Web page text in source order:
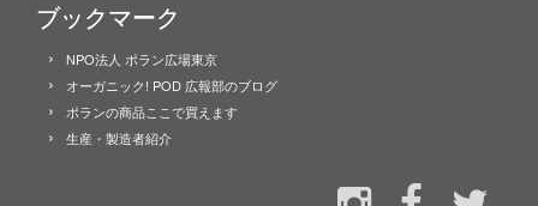
ブックマーク
NPO法人 ポラン広場東京
オーガニック! POD 広報部のブログ
ポランの商品ここで買えます
生産・製造者紹介